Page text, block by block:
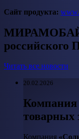
Сайт продукта:
Читать все новости
20.02.2026
Компания
Компания